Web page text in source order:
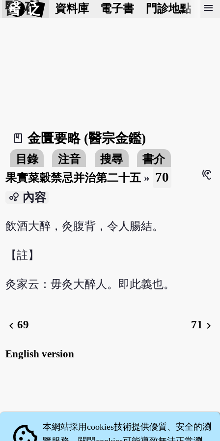
醫 砭 資料庫 電子書 門診地點 預
menu
book_2
金匱要略 (醫宗金鑑)
目錄 注音 搜尋
書介
果實菜穀禁忌并治第二十五 » 70
hearing
bubble_chart 內容
飲酒大醉，灸腹背，令人腸結。
【註】
灸家云：毋灸大醉人。即此義也。
chevron_left69 71 chevron_right
English version
本網站採用cookies技術提供優質、安全的瀏